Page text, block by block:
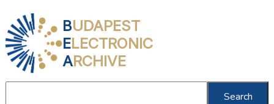
BUDAPEST
ELECTRONIC
ARCHIVE
Search